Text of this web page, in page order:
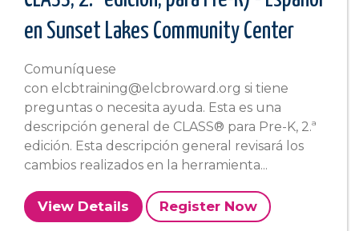
en Sunset Lakes Community Center
Comuníquese
con elcbtraining@elcbroward.org si tiene
preguntas o necesita ayuda. Esta es una
descripción general de CLASS® para Pre-K, 2.ª
edición. Esta descripción general revisará los
cambios realizados en la herramienta...
View Details Register Now